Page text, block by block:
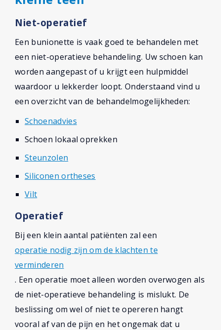
Niet-operatief
Een bunionette is vaak goed te behandelen met
een niet-operatieve behandeling. Uw schoen kan
worden aangepast of u krijgt een hulpmiddel
waardoor u lekkerder loopt. Onderstaand vind u
een overzicht van de behandelmogelijkheden:
Schoenadvies
Schoen lokaal oprekken
Steunzolen
Siliconen ortheses
Vilt
Operatief
Bij een klein aantal patiënten zal een
operatie nodig zijn om de klachten te
verminderen
. Een operatie moet alleen worden overwogen als
de niet-operatieve behandeling is mislukt. De
beslissing om wel of niet te opereren hangt
vooral af van de pijn en het ongemak dat u